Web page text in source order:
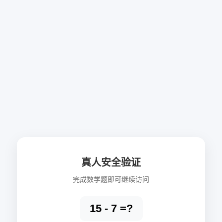
真人安全验证
完成数学题即可继续访问
15 - 7 =?